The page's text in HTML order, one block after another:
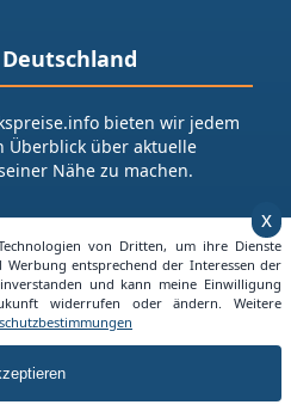
bieten wir jedem
Überblick über aktuelle
Nähe zu machen.
x
von Dritten, um ihre Dienste
entsprechend der Interessen der
und kann meine Einwilligung
widerrufen oder ändern. Weitere